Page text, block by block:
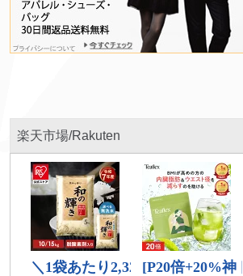
楽天市場/Rakuten